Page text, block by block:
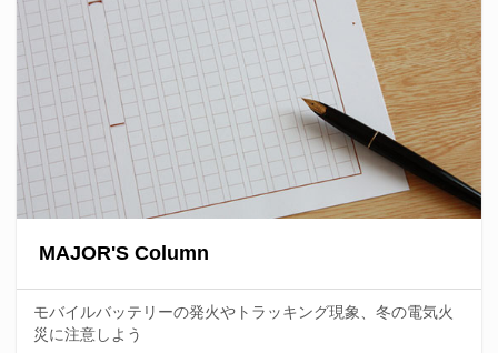
MAJOR'S Column
モバイルバッテリーの発火やトラッキング現象、冬の電気火
災に注意しよう